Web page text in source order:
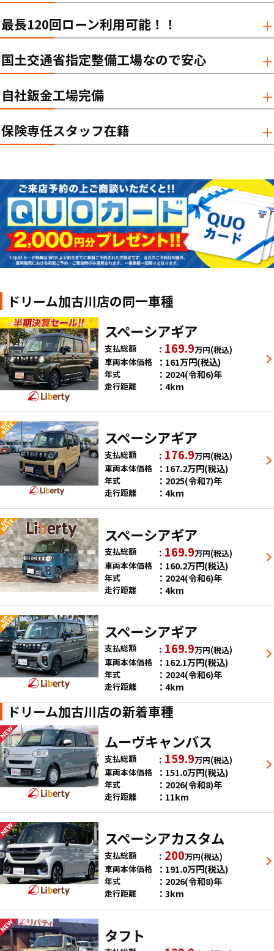
最長120回ローン利用可能！！
国土交通省指定整備工場なので安心
自社鈑金工場完備
保険専任スタッフ在籍
ドリーム加古川店の同一車種
スペーシアギア
支払総額 169.9万円(税込)
車両本体価格
161万円(税込)
年式 2024(令和6)年
走行距離 4km
スペーシアギア
支払総額 176.9万円(税込)
車両本体価格
167.2万円(税込)
年式 2025(令和7)年
走行距離 4km
スペーシアギア
支払総額 169.9万円(税込)
車両本体価格
160.2万円(税込)
年式 2024(令和6)年
走行距離 4km
スペーシアギア
支払総額 169.9万円(税込)
車両本体価格
162.1万円(税込)
年式 2024(令和6)年
走行距離 4km
ドリーム加古川店の新着車種
ムーヴキャンバス
支払総額 159.9万円(税込)
車両本体価格
151.0万円(税込)
年式 2026(令和8)年
走行距離 11km
スペーシアカスタム
支払総額 200万円(税込)
車両本体価格
191.0万円(税込)
年式 2026(令和8)年
走行距離 3km
タフト